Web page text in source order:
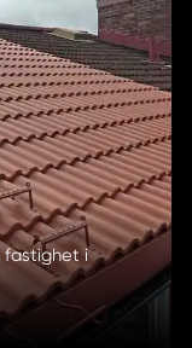
fastighet i